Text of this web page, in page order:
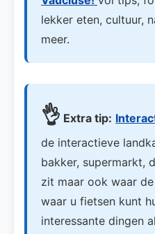
lekker eten, cultuur,
meer.
👌 Extra tip:
de interactieve
bakker, supermarkt,
zit maar ook waar
waar u fietsen kunt
interessante dingen